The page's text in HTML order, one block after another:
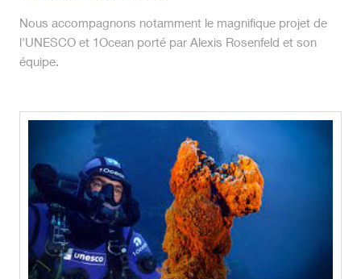
Nous accompagnons notamment le magnifique projet de
l'UNESCO et 1Ocean porté par Alexis Rosenfeld et son
équipe.